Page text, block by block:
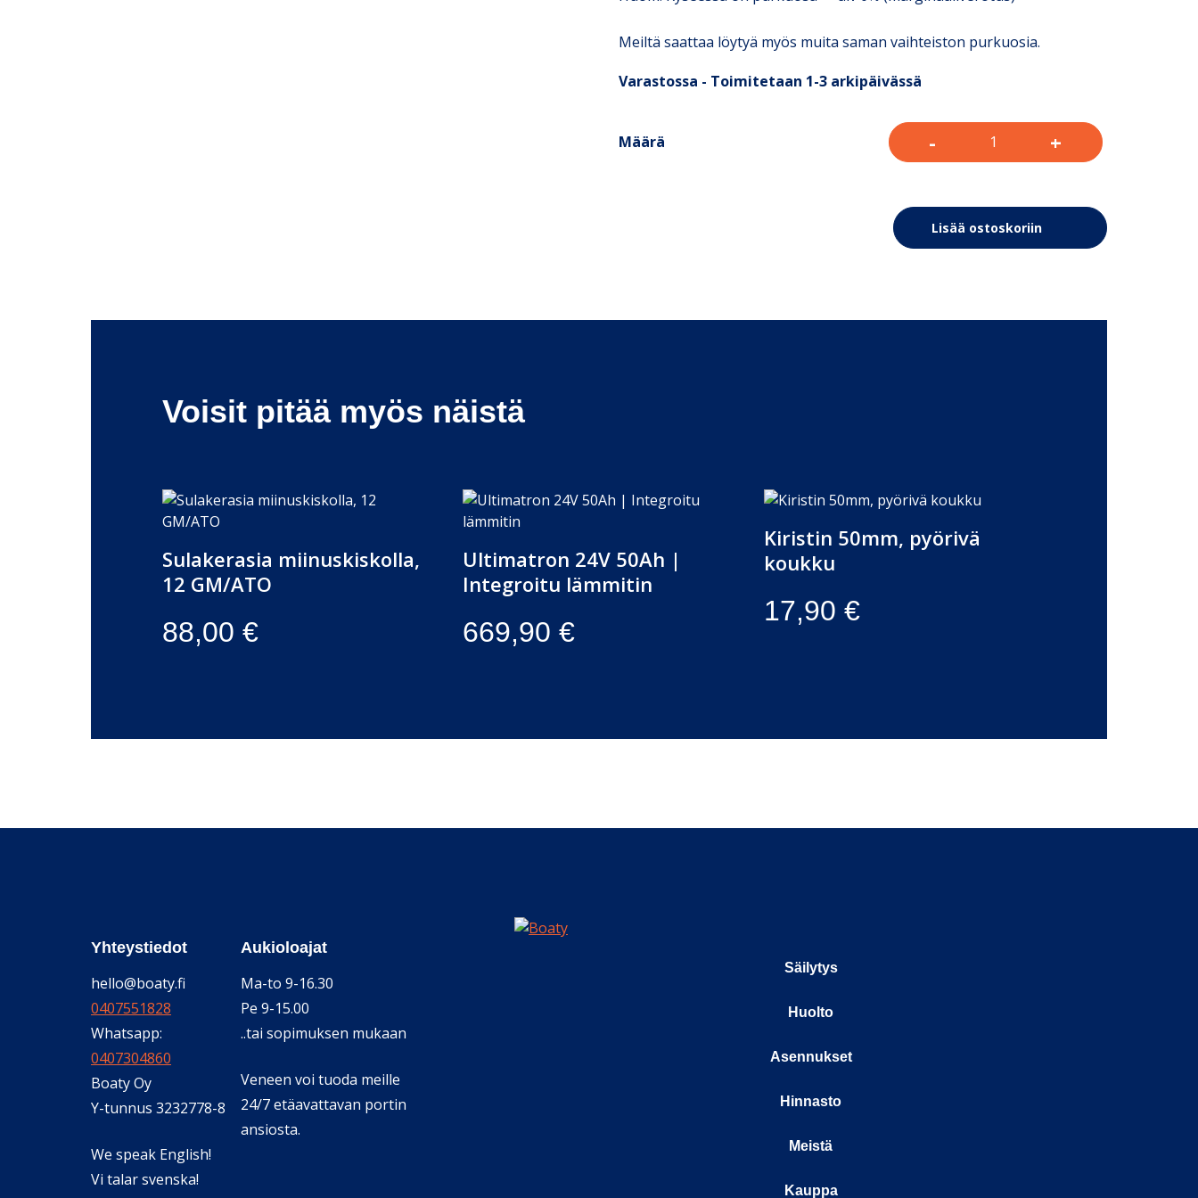
Meiltä saattaa löytyä myös muita saman vaihteiston purkuosia.
Varastossa - Toimitetaan 1-3 arkipäivässä
Määrä - +
Lisää ostoskoriin
Voisit pitää myös näistä
Sulakerasia miinuskiskolla,
12 GM/ATO
88,00 €
Ultimatron 24V 50Ah |
Integroitu lämmitin
669,90€
Kiristin 50mm, pyörivä
koukku
17,90 €
Yhteystiedot
hello@boaty.fi
0407551828
Whatsapp:
0407304860
Boaty Oy
Y-tunnus 3232778-8
We speak English!
Vi talar svenska!
Aukioloajat
Ma-to 9-16.30
Pe 9-15.00
..tai sopimuksen mukaan
Veneen voi tuoda meille
24/7 etäavattavan portin
ansiosta.
Säilytys
Huolto
Asennukset
Hinnasto
Meistä
Kauppa